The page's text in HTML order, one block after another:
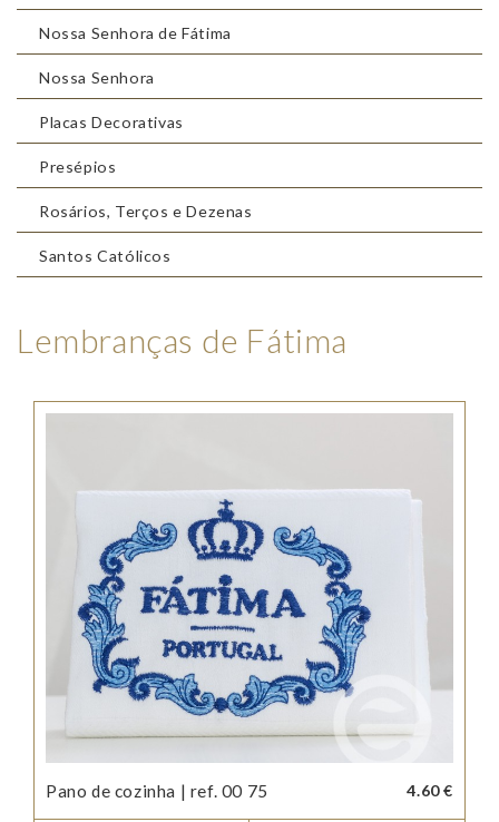
Nossa Senhora de Fátima
Nossa Senhora
Placas Decorativas
Presépios
Rosários, Terços e Dezenas
Santos Católicos
Lembranças de Fátima
Pano de cozinha | ref. 00 75 4.60 €